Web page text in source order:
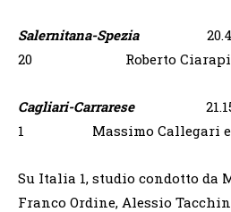
Salernitana-Spezia
20 Roberto
Cagliari-Carrarese
1 Massimo Callegari e
Su Italia 1, studio condotto da
Franco Ordine, Alessio